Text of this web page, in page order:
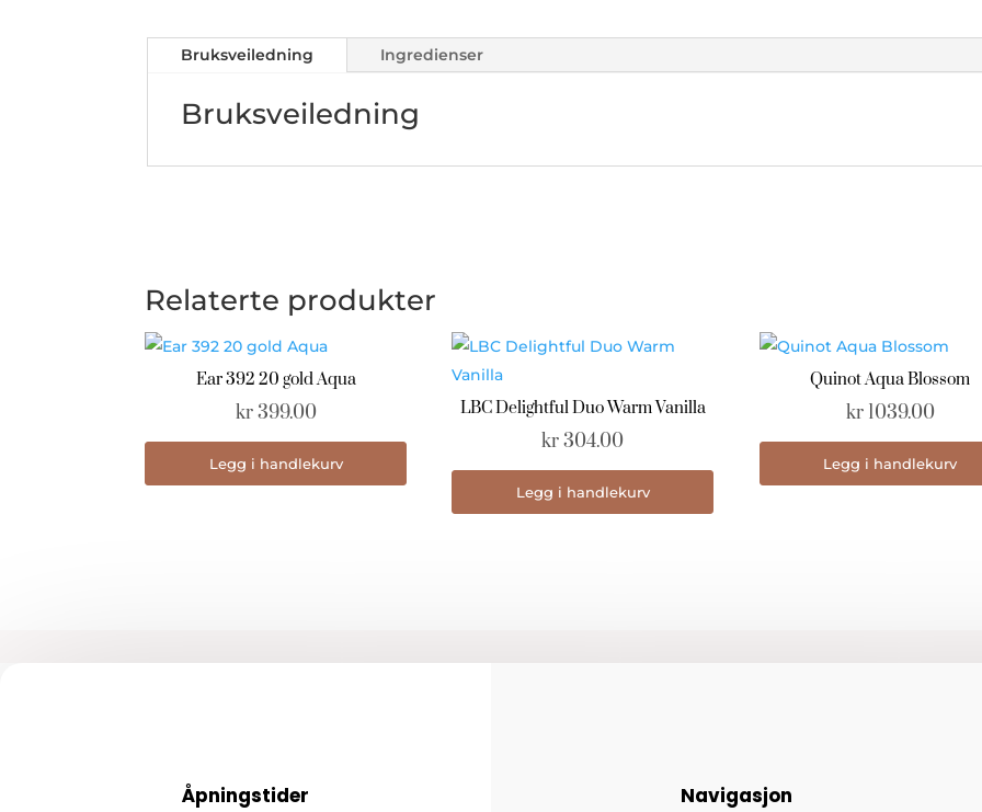
Bruksveiledning Ingredienser
Bruksveiledning
Relaterte produkter
Ear 392 20 gold Aqua
kr399.00
Legg i handlekurv
LBC Delightful Duo Warm Vanilla
kr304.00
Legg i handlekurv
Quinot Aqua Blossom
kr1039.00
Legg i handlekurv
Åpningstider Navigasjon